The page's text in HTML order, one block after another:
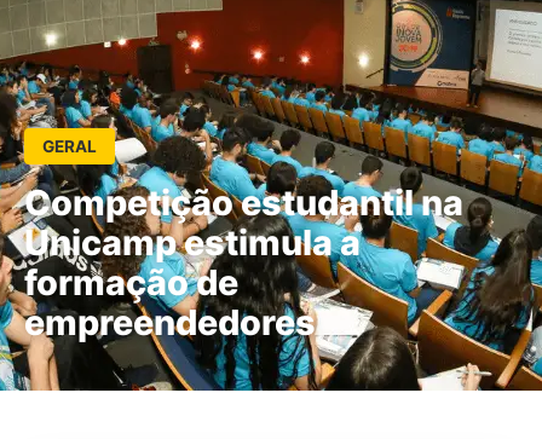
GERAL
Competição estudantil na
Unicamp estimula a
formação de
empreendedores